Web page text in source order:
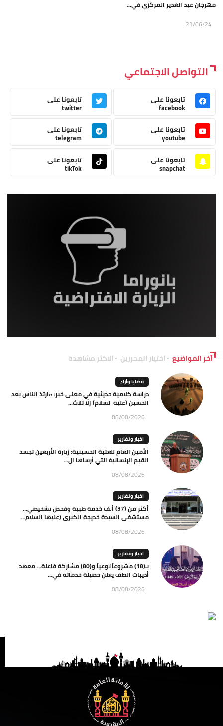
مهرجان عيد الغدير المركزي في...
23/06/24
التواصل الاجتماعي
تابعونا على
facebook
تابعونا على
twitter
تابعونا على
youtube
تابعونا على
telegram
تابعونا على
snapchat
تابعونا على
tikTok
آخر المواضيع اختيار المحررين الاكثر مشاهدة
قضايا وآراء
دراسة كلامية حديثية في معنى خبر: «ارتدّ الناس بعد
الحسين (عليه السلام) إلّا ثلاث...
08/08/2026
اخبار وتقارير
الأمين العام للعتبة الحسينية: زيارة الأربعين تجسد
القيم الإنسانية التي أرساها ال...
08/08/2026
اخبار وتقارير
أكثر من (37) ألف خدمة طبية وفحص تشخيصي…
مستشفى السيدة خديجة الكبرى (عليها السلام...
08/08/2026
اخبار وتقارير
بـ(18) مشروعاً نوعياً و(80) مشاركة فاعلة… معهد
أديبات الطف يعلن حصيلة خدماته في...
08/08/2026